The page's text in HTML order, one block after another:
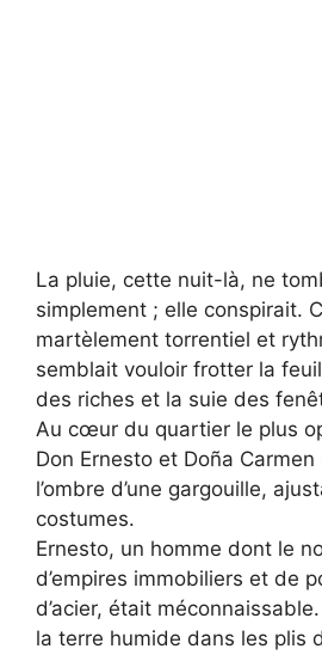
La pluie, cette nuit-là, ne
simplement ; elle conspirait.
martèlement torrentiel et
semblait vouloir frotter la
des riches et la suie des
Au cœur du quartier le plus
Don Ernesto et Doña
l’ombre d’une gargouille,
costumes.
Ernesto, un homme dont le
d’empires immobiliers et de
d’acier, était
la terre humide dans les plis